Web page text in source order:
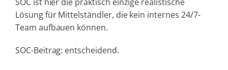
Lösung für Mittelständler, die kein internes 24/7-
Team aufbauen können.
SOC-Beitrag: entscheidend.